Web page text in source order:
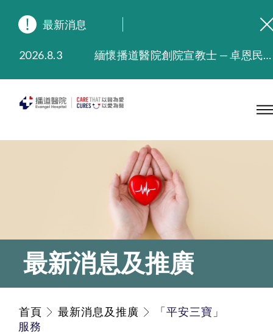
最新消息
2026.8.3
2025.11.27
播道醫院為大埔火災受災人士提供全額資助情緒支援服務
2025.9.23
播道醫院體檢服務獲客戶正面評價
最新消息及推廣
首頁 最新消息及推廣
「平安三寶」
服務